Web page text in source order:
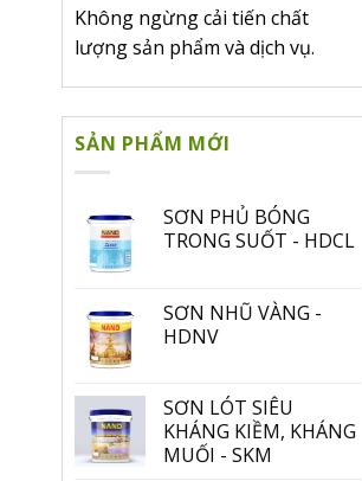
Không ngừng cải tiến chất
lượng sản phẩm và dịch vụ.
SẢN PHẨM MỚI
SƠN PHỦ BÓNG
TRONG SUỐT - HDCL
SƠN NHŨ VÀNG -
HDNV
SƠN LÓT SIÊU
KHÁNG KIỀM, KHÁNG
MUỐI - SKM